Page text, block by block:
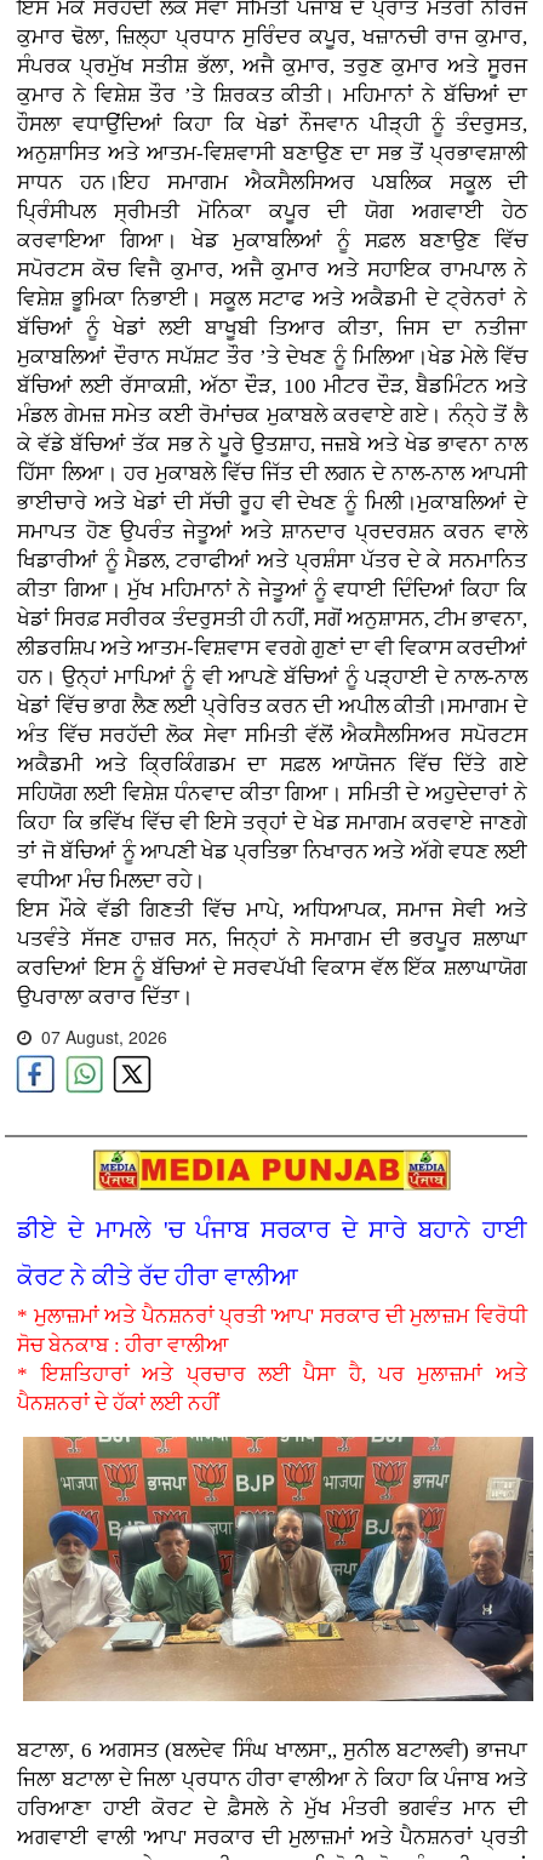
ਇਸ ਮੌਕੇ ਸਰਹੱਦੀ ਲੋਕ ਸੇਵਾ ਸਮਿਤੀ ਪੰਜਾਬ ਦੇ ਪ੍ਰਾਂਤ ਮੰਤਰੀ ਨੀਰਜ
ਕੁਮਾਰ ਢੋਲਾ, ਜ਼ਿਲ੍ਹਾ ਪ੍ਰਧਾਨ ਸੁਰਿੰਦਰ ਕਪੂਰ, ਖਜ਼ਾਨਚੀ ਰਾਜ ਕੁਮਾਰ,
ਸੰਪਰਕ ਪ੍ਰਮੁੱਖ ਸਤੀਸ਼ ਭੱਲਾ, ਅਜੈ ਕੁਮਾਰ, ਤਰੁਣ ਕੁਮਾਰ ਅਤੇ ਸੂਰਜ
ਕੁਮਾਰ ਨੇ ਵਿਸ਼ੇਸ਼ ਤੌਰ ’ਤੇ ਸ਼ਿਰਕਤ ਕੀਤੀ। ਮਹਿਮਾਨਾਂ ਨੇ ਬੱਚਿਆਂ ਦਾ
ਹੌਸਲਾ ਵਧਾਉਂਦਿਆਂ ਕਿਹਾ ਕਿ ਖੇਡਾਂ ਨੌਜਵਾਨ ਪੀੜ੍ਹੀ ਨੂੰ ਤੰਦਰੁਸਤ,
ਅਨੁਸ਼ਾਸਿਤ ਅਤੇ ਆਤਮ-ਵਿਸ਼ਵਾਸੀ ਬਣਾਉਣ ਦਾ ਸਭ ਤੋਂ ਪ੍ਰਭਾਵਸ਼ਾਲੀ
ਸਾਧਨ ਹਨ।ਇਹ ਸਮਾਗਮ ਐਕਸੈਲਸਿਅਰ ਪਬਲਿਕ ਸਕੂਲ ਦੀ
ਪ੍ਰਿੰਸੀਪਲ ਸ੍ਰੀਮਤੀ ਮੋਨਿਕਾ ਕਪੂਰ ਦੀ ਯੋਗ ਅਗਵਾਈ ਹੇਠ
ਕਰਵਾਇਆ ਗਿਆ। ਖੇਡ ਮੁਕਾਬਲਿਆਂ ਨੂੰ ਸਫ਼ਲ ਬਣਾਉਣ ਵਿੱਚ
ਸਪੋਰਟਸ ਕੋਚ ਵਿਜੈ ਕੁਮਾਰ, ਅਜੈ ਕੁਮਾਰ ਅਤੇ ਸਹਾਇਕ ਰਾਮਪਾਲ ਨੇ
ਵਿਸ਼ੇਸ਼ ਭੂਮਿਕਾ ਨਿਭਾਈ। ਸਕੂਲ ਸਟਾਫ ਅਤੇ ਅਕੈਡਮੀ ਦੇ ਟ੍ਰੇਨਰਾਂ ਨੇ
ਬੱਚਿਆਂ ਨੂੰ ਖੇਡਾਂ ਲਈ ਬਾਖੂਬੀ ਤਿਆਰ ਕੀਤਾ, ਜਿਸ ਦਾ ਨਤੀਜਾ
ਮੁਕਾਬਲਿਆਂ ਦੌਰਾਨ ਸਪੱਸ਼ਟ ਤੌਰ ’ਤੇ ਦੇਖਣ ਨੂੰ ਮਿਲਿਆ।ਖੇਡ ਮੇਲੇ ਵਿੱਚ
ਬੱਚਿਆਂ ਲਈ ਰੱਸਾਕਸ਼ੀ, ਅੱਠਾ ਦੌੜ, 100 ਮੀਟਰ ਦੌੜ, ਬੈਡਮਿੰਟਨ ਅਤੇ
ਮੰਡਲ ਗੇਮਜ਼ ਸਮੇਤ ਕਈ ਰੋਮਾਂਚਕ ਮੁਕਾਬਲੇ ਕਰਵਾਏ ਗਏ। ਨੰਨ੍ਹੇ ਤੋਂ ਲੈ
ਕੇ ਵੱਡੇ ਬੱਚਿਆਂ ਤੱਕ ਸਭ ਨੇ ਪੂਰੇ ਉਤਸ਼ਾਹ, ਜਜ਼ਬੇ ਅਤੇ ਖੇਡ ਭਾਵਨਾ ਨਾਲ
ਹਿੱਸਾ ਲਿਆ। ਹਰ ਮੁਕਾਬਲੇ ਵਿੱਚ ਜਿੱਤ ਦੀ ਲਗਨ ਦੇ ਨਾਲ-ਨਾਲ ਆਪਸੀ
ਭਾਈਚਾਰੇ ਅਤੇ ਖੇਡਾਂ ਦੀ ਸੱਚੀ ਰੂਹ ਵੀ ਦੇਖਣ ਨੂੰ ਮਿਲੀ।ਮੁਕਾਬਲਿਆਂ ਦੇ
ਸਮਾਪਤ ਹੋਣ ਉਪਰੰਤ ਜੇਤੂਆਂ ਅਤੇ ਸ਼ਾਨਦਾਰ ਪ੍ਰਦਰਸ਼ਨ ਕਰਨ ਵਾਲੇ
ਖਿਡਾਰੀਆਂ ਨੂੰ ਮੈਡਲ, ਟਰਾਫੀਆਂ ਅਤੇ ਪ੍ਰਸ਼ੰਸਾ ਪੱਤਰ ਦੇ ਕੇ ਸਨਮਾਨਿਤ
ਕੀਤਾ ਗਿਆ। ਮੁੱਖ ਮਹਿਮਾਨਾਂ ਨੇ ਜੇਤੂਆਂ ਨੂੰ ਵਧਾਈ ਦਿੰਦਿਆਂ ਕਿਹਾ ਕਿ
ਖੇਡਾਂ ਸਿਰਫ਼ ਸਰੀਰਕ ਤੰਦਰੁਸਤੀ ਹੀ ਨਹੀਂ, ਸਗੋਂ ਅਨੁਸ਼ਾਸਨ, ਟੀਮ ਭਾਵਨਾ,
ਲੀਡਰਸ਼ਿਪ ਅਤੇ ਆਤਮ-ਵਿਸ਼ਵਾਸ ਵਰਗੇ ਗੁਣਾਂ ਦਾ ਵੀ ਵਿਕਾਸ ਕਰਦੀਆਂ
ਹਨ। ਉਨ੍ਹਾਂ ਮਾਪਿਆਂ ਨੂੰ ਵੀ ਆਪਣੇ ਬੱਚਿਆਂ ਨੂੰ ਪੜ੍ਹਾਈ ਦੇ ਨਾਲ-ਨਾਲ
ਖੇਡਾਂ ਵਿੱਚ ਭਾਗ ਲੈਣ ਲਈ ਪ੍ਰੇਰਿਤ ਕਰਨ ਦੀ ਅਪੀਲ ਕੀਤੀ।ਸਮਾਗਮ ਦੇ
ਅੰਤ ਵਿੱਚ ਸਰਹੱਦੀ ਲੋਕ ਸੇਵਾ ਸਮਿਤੀ ਵੱਲੋਂ ਐਕਸੈਲਸਿਅਰ ਸਪੋਰਟਸ
ਅਕੈਡਮੀ ਅਤੇ ਕ੍ਰਿਕਿੰਗਡਮ ਦਾ ਸਫ਼ਲ ਆਯੋਜਨ ਵਿੱਚ ਦਿੱਤੇ ਗਏ
ਸਹਿਯੋਗ ਲਈ ਵਿਸ਼ੇਸ਼ ਧੰਨਵਾਦ ਕੀਤਾ ਗਿਆ। ਸਮਿਤੀ ਦੇ ਅਹੁਦੇਦਾਰਾਂ ਨੇ
ਕਿਹਾ ਕਿ ਭਵਿੱਖ ਵਿੱਚ ਵੀ ਇਸੇ ਤਰ੍ਹਾਂ ਦੇ ਖੇਡ ਸਮਾਗਮ ਕਰਵਾਏ ਜਾਣਗੇ
ਤਾਂ ਜੋ ਬੱਚਿਆਂ ਨੂੰ ਆਪਣੀ ਖੇਡ ਪ੍ਰਤਿਭਾ ਨਿਖਾਰਨ ਅਤੇ ਅੱਗੇ ਵਧਣ ਲਈ
ਵਧੀਆ ਮੰਚ ਮਿਲਦਾ ਰਹੇ।
ਇਸ ਮੌਕੇ ਵੱਡੀ ਗਿਣਤੀ ਵਿੱਚ ਮਾਪੇ, ਅਧਿਆਪਕ, ਸਮਾਜ ਸੇਵੀ ਅਤੇ
ਪਤਵੰਤੇ ਸੱਜਣ ਹਾਜ਼ਰ ਸਨ, ਜਿਨ੍ਹਾਂ ਨੇ ਸਮਾਗਮ ਦੀ ਭਰਪੂਰ ਸ਼ਲਾਘਾ
ਕਰਦਿਆਂ ਇਸ ਨੂੰ ਬੱਚਿਆਂ ਦੇ ਸਰਵਪੱਖੀ ਵਿਕਾਸ ਵੱਲ ਇੱਕ ਸ਼ਲਾਘਾਯੋਗ
ਉਪਰਾਲਾ ਕਰਾਰ ਦਿੱਤਾ।
07 August, 2026
ਡੀਏ ਦੇ ਮਾਮਲੇ 'ਚ ਪੰਜਾਬ ਸਰਕਾਰ ਦੇ ਸਾਰੇ ਬਹਾਨੇ ਹਾਈ
ਕੋਰਟ ਨੇ ਕੀਤੇ ਰੱਦ ਹੀਰਾ ਵਾਲੀਆ
* ਮੁਲਾਜ਼ਮਾਂ ਅਤੇ ਪੈਨਸ਼ਨਰਾਂ ਪ੍ਰਤੀ 'ਆਪ' ਸਰਕਾਰ ਦੀ ਮੁਲਾਜ਼ਮ ਵਿਰੋਧੀ
ਸੋਚ ਬੇਨਕਾਬ : ਹੀਰਾ ਵਾਲੀਆ
* ਇਸ਼ਤਿਹਾਰਾਂ ਅਤੇ ਪ੍ਰਚਾਰ ਲਈ ਪੈਸਾ ਹੈ, ਪਰ ਮੁਲਾਜ਼ਮਾਂ ਅਤੇ
ਪੈਨਸ਼ਨਰਾਂ ਦੇ ਹੱਕਾਂ ਲਈ ਨਹੀਂ
ਬਟਾਲਾ, 6 ਅਗਸਤ (ਬਲਦੇਵ ਸਿੰਘ ਖਾਲਸਾ,, ਸੁਨੀਲ ਬਟਾਲਵੀ) ਭਾਜਪਾ
ਜਿਲਾ ਬਟਾਲਾ ਦੇ ਜਿਲਾ ਪ੍ਰਧਾਨ ਹੀਰਾ ਵਾਲੀਆ ਨੇ ਕਿਹਾ ਕਿ ਪੰਜਾਬ ਅਤੇ
ਹਰਿਆਣਾ ਹਾਈ ਕੋਰਟ ਦੇ ਫ਼ੈਸਲੇ ਨੇ ਮੁੱਖ ਮੰਤਰੀ ਭਗਵੰਤ ਮਾਨ ਦੀ
ਅਗਵਾਈ ਵਾਲੀ 'ਆਪ' ਸਰਕਾਰ ਦੀ ਮੁਲਾਜ਼ਮਾਂ ਅਤੇ ਪੈਨਸ਼ਨਰਾਂ ਪ੍ਰਤੀ